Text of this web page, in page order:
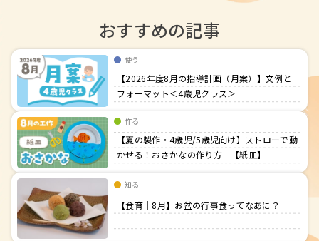
おすすめの記事
使う
【2026年度8月の指導計画（月案）】文例と
フォーマット＜4歳児クラス＞
作る
【夏の製作・4歳児/5歳児向け】ストローで動
かせる！おさかなの作り方 【紙皿】
知る
【食育｜8月】お盆の行事食ってなあに？